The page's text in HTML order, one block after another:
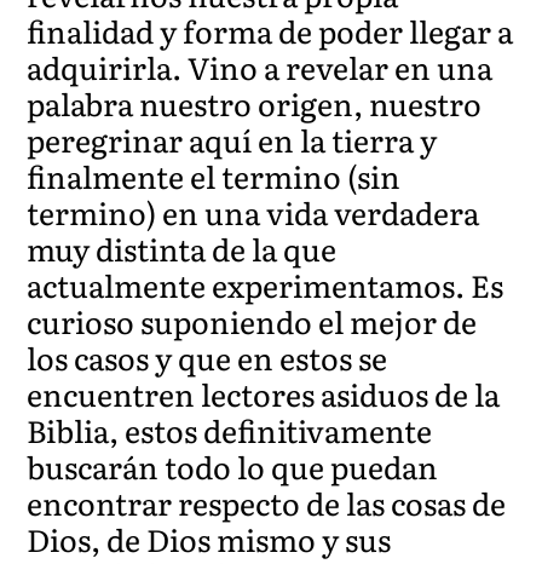
finalidad y forma de poder llegar a
adquirirla. Vino a revelar en una
palabra nuestro origen, nuestro
peregrinar aquí en la tierra y
finalmente el termino (sin
termino) en una vida verdadera
muy distinta de la que
actualmente experimentamos. Es
curioso suponiendo el mejor de
los casos y que en estos se
encuentren lectores asiduos de la
Biblia, estos definitivamente
buscarán todo lo que puedan
encontrar respecto de las cosas de
Dios, de Dios mismo y sus